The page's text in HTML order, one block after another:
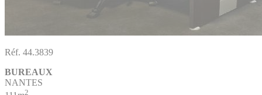
Réf. 44.3839
BUREAUX
NANTES
2